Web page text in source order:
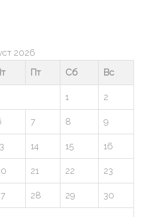
2026
Пт Сб Вс
1 2
7 8 9
14 15 16
21 22 23
28 29 30